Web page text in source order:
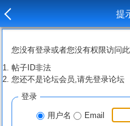
提
您没有登录或者您没有权限访问
帖子ID非法
您还不是论坛会员,请先登录论坛
登录
用户名 Email